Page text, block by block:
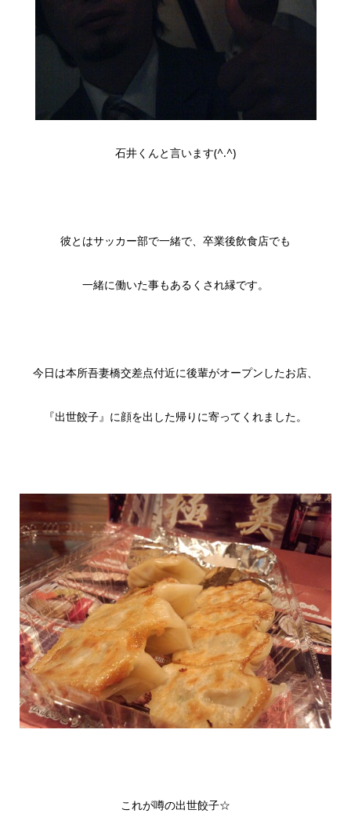
石井くんと言います(^.^)
彼とはサッカー部で一緒で、卒業後飲食店でも
一緒に働いた事もあるくされ縁です。
今日は本所吾妻橋交差点付近に後輩がオープンしたお店、
『出世餃子』に顔を出した帰りに寄ってくれました。
これが噂の出世餃子☆